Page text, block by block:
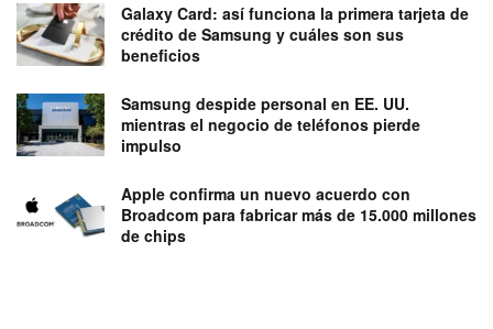
Galaxy Card: así funciona la primera tarjeta de
crédito de Samsung y cuáles son sus
beneficios
Samsung despide personal en EE. UU.
mientras el negocio de teléfonos pierde
impulso
Apple confirma un nuevo acuerdo con
Broadcom para fabricar más de 15.000 millones
de chips